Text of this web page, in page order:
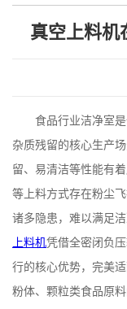
室中的应用
真空上料机
食品行业洁净室
杂质残留的核心生产
留、易清洁等性能有
等上料方式存在粉尘
诸多隐患，难以满足
上料机凭借全密闭负
行的核心优势，完美
粉体、颗粒类食品原